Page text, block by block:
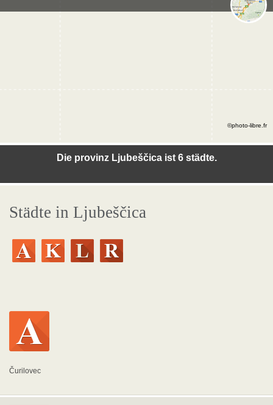
Die provinz Ljubeščica ist 6 städte.
©photo-libre.fr
Städte in Ljubeščica
Čurilovec